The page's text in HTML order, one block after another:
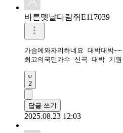
바른멧날다람쥐E117039
가슴에와자리하네요 대박대박~~
2
답글 쓰기
2025.08.23 12:03